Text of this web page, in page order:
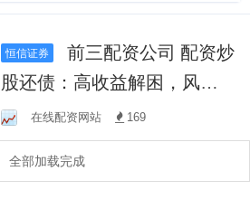
恒信证券
前三配资公司 配资炒
股还债：高收益解困，风险
需谨慎！
在线配资网站 169
全部加载完成